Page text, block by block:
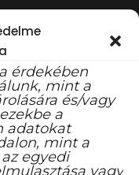
érdekében
mint a
és/vagy
a
adatokat
mint a
egyedi
vagy